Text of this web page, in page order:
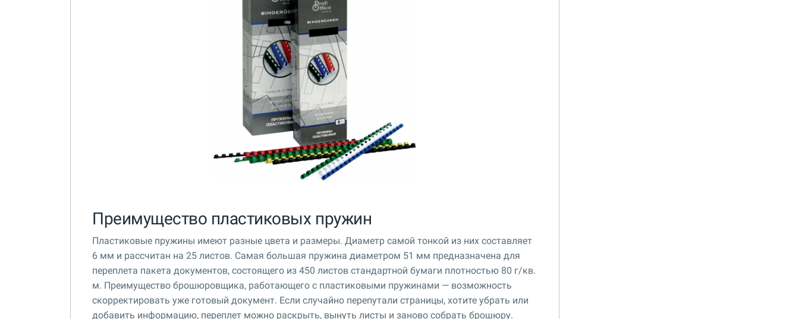
Преимущество пластиковых пружин
Пластиковые пружины имеют разные цвета и размеры. Диаметр самой тонкой из них составляет
6 мм и рассчитан на 25 листов. Самая большая пружина диаметром 51 мм предназначена для
переплета пакета документов, состоящего из 450 листов стандартной бумаги плотностью 80 г/кв.
м. Преимущество брошюровщика, работающего с пластиковыми пружинами — возможность
скорректировать уже готовый документ. Если случайно перепутали страницы, хотите убрать или
добавить информацию, переплет можно раскрыть, вынуть листы и заново собрать брошюру.